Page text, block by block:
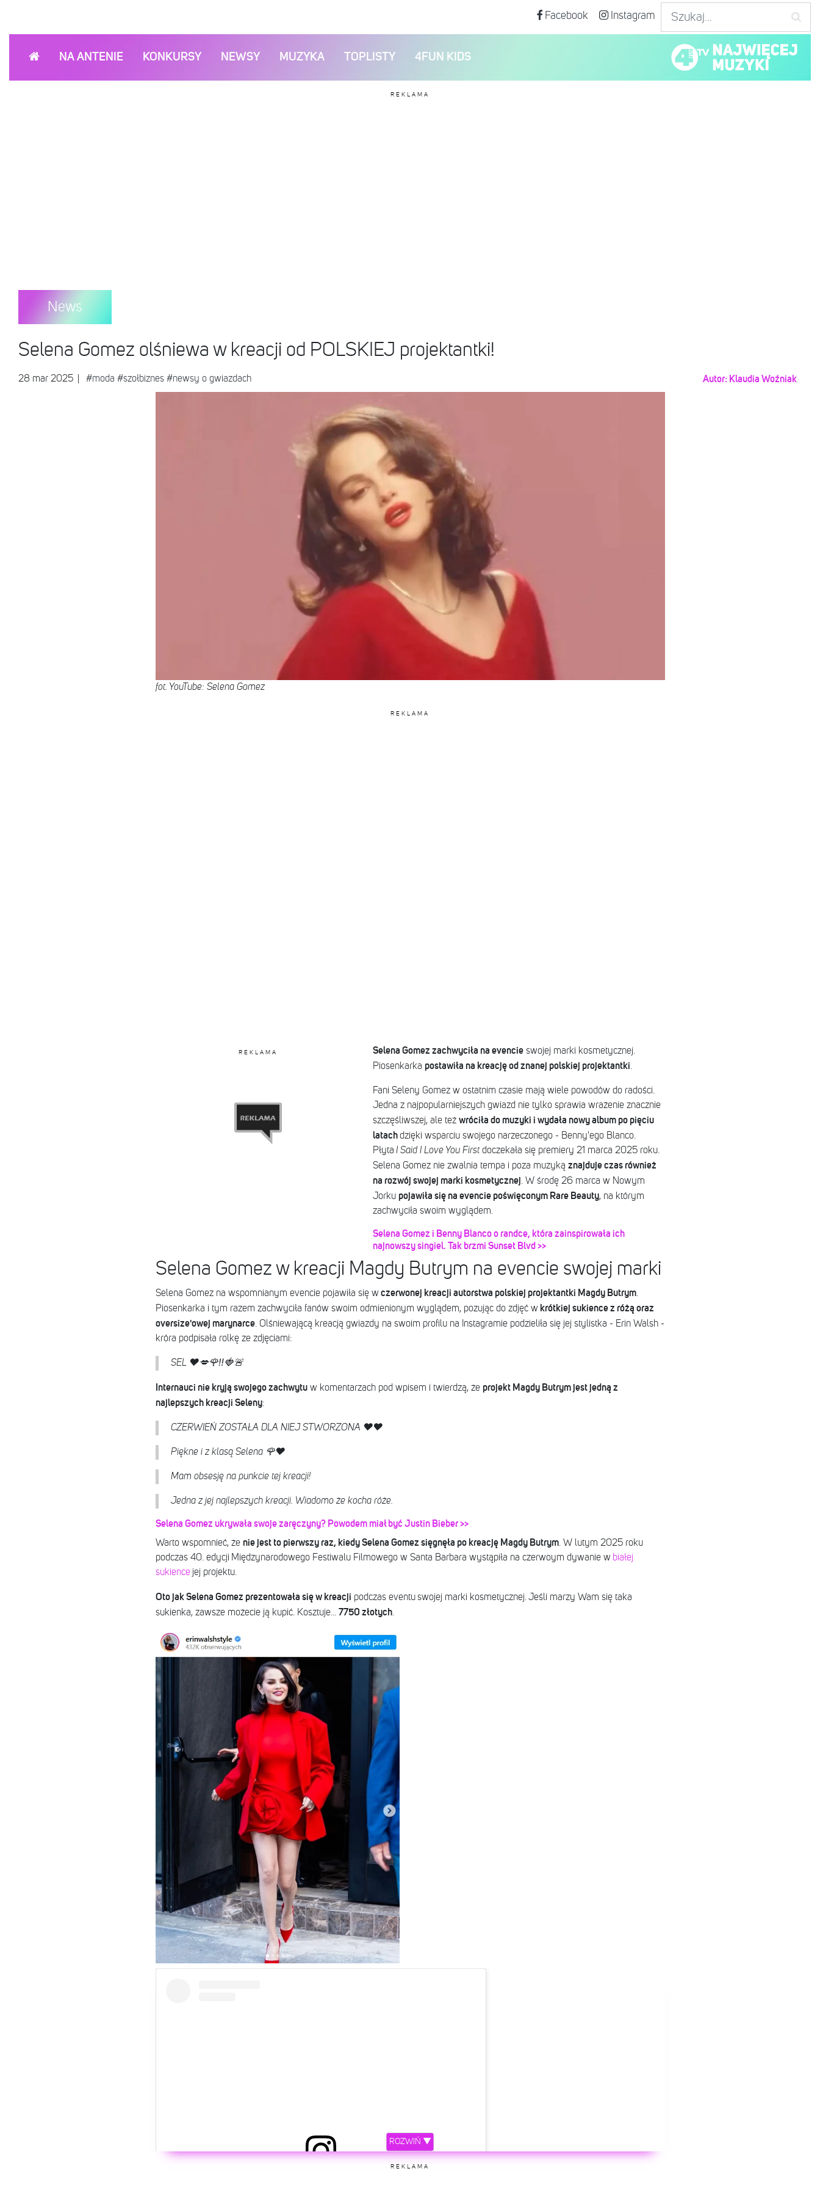
Facebook Instagram
NA ANTENIE KONKURSY NEWSY MUZYKA TOPLISTY 4FUN KIDS
REKLAMA
News
Selena Gomez olśniewa w kreacji od POLSKIEJ projektantki!
28 mar 2025 #moda #szołbiznes #newsy o gwiazdach Autor: Klaudia Woźniak
fot. YouTube: Selena Gomez
REKLAMA
REKLAMA Selena Gomez zachwyciła na evencieswojej marki kosmetycznej.
Piosenkarka postawiła na kreację od znanej polskiej projektantki.
Fani Seleny Gomez w ostatnim czasie mają wiele powodów do radości.
Jedna z najpopularniejszych gwiazd nie tylko sprawia wrażenie znacznie
szczęśliwszej, ale też wróciła do muzyki i wydała nowy album po pięciu
latachdzięki wsparciu swojego narzeczonego - Benny'ego Blanco.
Płyta I Said I Love You Firstdoczekała się premiery 21 marca 2025 roku.
Selena Gomez nie zwalnia tempa i poza muzyką znajduje czas również
na rozwój swojej marki kosmetycznej . W środę 26 marca w Nowym
Jorku pojawiła się na evencie poświęconym Rare Beauty, na którym
zachwyciła swoim wyglądem.
Selena Gomez i Benny Blanco o randce, która zainspirowała ich
najnowszy singiel. Tak brzmi Sunset Blvd >>
Selena Gomez w kreacji Magdy Butrym na evencie swojej marki
Selena Gomez na wspomnianym evencie pojawiła się wczerwonej kreacji autorstwa polskiej projektantki Magdy Butrym.
Piosenkarka i tym razem zachwyciła fanów swoim odmienionym wyglądem, pozując do zdjęć w krótkiej sukience z różą oraz
oversize'owej marynarce. Olśniewającą kreacją gwiazdy na swoim profilu na Instagramie podzieliła się jej stylistka - Erin Walsh -
króra podpisała rolkę ze zdjęciami:
SEL ❤️💋🌹‼️🍓🚨
Internauci nie kryją swojego zachwytuw komentarzach pod wpisem i twierdzą, że projekt Magdy Butrym jest jedną z
najlepszych kreacji Seleny:
CZERWIEŃ ZOSTAŁA DLA NIEJ STWORZONA ❤️❤️
Piękne i z klasą Selena 🌹♥️
Mam obsesję na punkcie tej kreacji!
Jedna z jej najlepszych kreacji. Wiadomo że kocha róże.
Selena Gomez ukrywała swoje zaręczyny? Powodem miał być Justin Bieber >>
Warto wspomnieć, że nie jest to pierwszy raz, kiedy Selena Gomez sięgnęła po kreację Magdy Butrym. W lutym 2025 roku
podczas 40. edycji Międzynarodowego Festiwalu Filmowego w Santa Barbara wystąpiła na czerwoym dywanie w białej
sukiencejej projektu.
Oto jak Selena Gomez prezentowała się w kreacji podczas eventu swojej marki kosmetycznej. Jeśli marzy Wam się taka
sukienka, zawsze możecie ją kupić. Kosztuje... 7750 złotych.
ROZWIŃ ▼
REKLAMA